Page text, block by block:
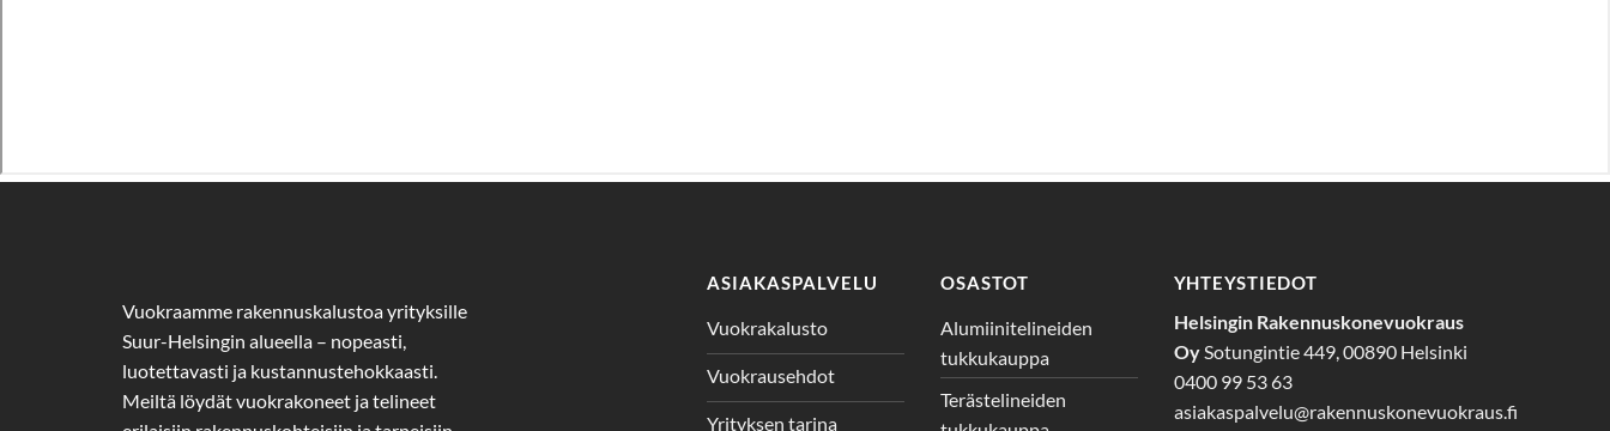
Vuokraamme rakennuskalustoa yrityksille
Suur-Helsingin alueella – nopeasti,
luotettavasti ja kustannustehokkaasti.
Meiltä löydät vuokrakoneet ja telineet
ASIAKASPALVELU
Vuokrakalusto
Vuokrausehdot
Yrityksen tarina
OSASTOT
Alumiinitelineiden
tukkukauppa
Terästelineiden
YHTEYSTIEDOT
Helsingin Rakennuskonevuokraus
Oy Sotungintie 449, 00890 Helsinki
0400 99 53 63
asiakaspalvelu@rakennuskonevuokraus.fi